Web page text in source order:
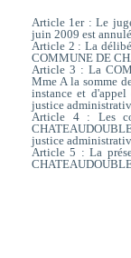
Article 1er : Le
juin 2009 est
Article 2 : La
COMMUNE DE
Article 3 : La
Mme A la somme
instance et
justice
Article 4 : Les
justice
Article 5 : La